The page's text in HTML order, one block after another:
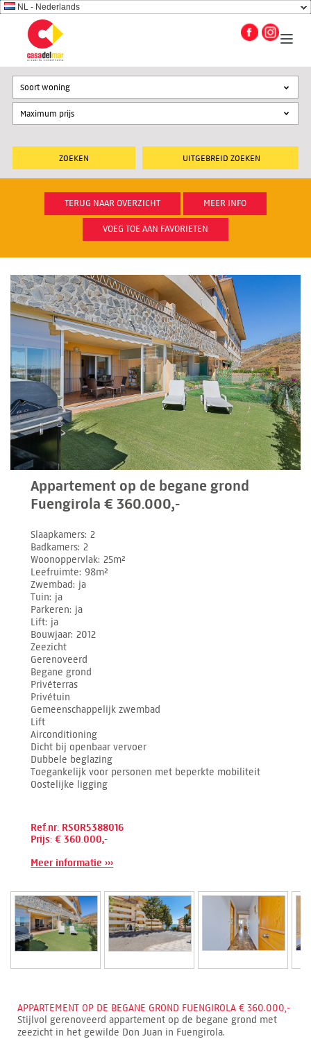
NL - Nederlands
UITGEBREID ZOEKEN
Soort woning
TERUG NAAR OVERZICHT MEER INFO
VOEG TOE AAN FAVORIETEN
Appartement op de begane grond
Fuengirola € 360.000,-
Slaapkamers 2
Badkamers 2
Woonoppervlak 25m²
Leefruimte 98m²
Zwembad ja
Tuin ja
Parkeren ja
Lift ja
Bouwjaar 2012
Zeezicht
Gerenoveerd
Begane grond
Privéterras
Privétuin
Gemeenschappelijk zwembad
Lift
Airconditioning
Dicht bij openbaar vervoer
Dubbele beglazing
Toegankelijk voor personen met beperkte mobiliteit
Oostelijke ligging
Ref.nr: RSOR5388016
Prijs: € 360.000,-
Meer informatie ›››
APPARTEMENT OP DE BEGANE GROND FUENGIROLA € 360.000,-
Stijlvol gerenoveerd appartement op de begane grond met
zeezicht in het gewilde Don Juan in Fuengirola.